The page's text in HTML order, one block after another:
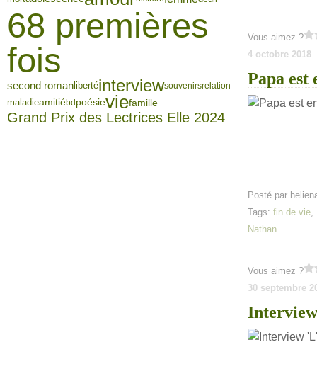
68 premières
fois
second roman libertéinterviewsouvenirsrelation
maladieamitiébdpoésieviefamille
Grand Prix des Lectrices Elle 2024
Vous aimez ?
4 octobre 2018
Papa est
Posté par
Tags: fin de vie,
Nathan
Vous aimez ?
30 septembre